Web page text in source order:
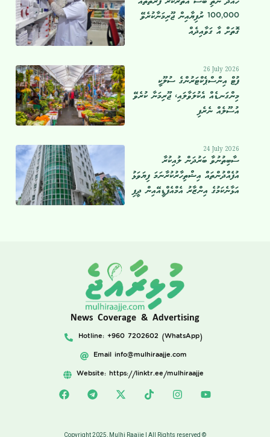
100,000 ރުފިޔާއިން ޖޫރިމަނާކުރެވޭ
ގޮތަށް އާ ގަވާއިދެއް
26 July 2026
ފުޓް އިންސްޕެކްޓަރުންގެ ސުލޫކީ
މިންގަނޑެއް އެކުލަވާލައި، ޖޫރިމަނާ ކުރެވޭ
އުސޫލެއް ނެރެފި
24 July 2026
ސާބިތުނުވާ ބަރުދަން ލުއިކުރާ
އުފެއްދުންތައް އިޝްތިހާރުކުރާނަމަ ފިޔަވަޅު
އަޅާނެކަމުގެ އިންޒާރު އެމްއެފްޑީއޭއިން ދީފި
News Coverage & Advertising
Hotline: +960 7202602 (WhatsApp)
Email info@mulhiraajje.com
Website: https://linktr.ee/mulhiraajje
Copyright 2025, Mulhi Raajje | All Rights reserved ©